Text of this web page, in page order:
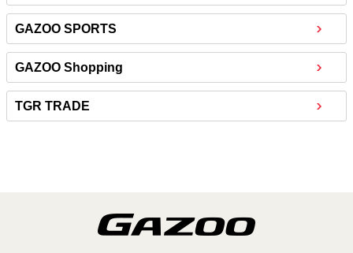
GAZOO SPORTS
GAZOO Shopping
TGR TRADE